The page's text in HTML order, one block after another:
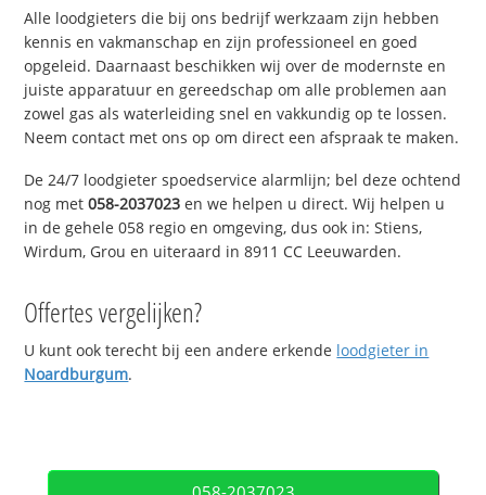
Alle loodgieters die bij ons bedrijf werkzaam zijn hebben
kennis en vakmanschap en zijn professioneel en goed
opgeleid. Daarnaast beschikken wij over de modernste en
juiste apparatuur en gereedschap om alle problemen aan
zowel gas als waterleiding snel en vakkundig op te lossen.
Neem contact met ons op om direct een afspraak te maken.
De 24/7 loodgieter spoedservice alarmlijn; bel deze ochtend
nog met058-2037023 en we helpen u direct. Wij helpen u
in de gehele 058 regio en omgeving, dus ook in: Stiens,
Wirdum, Grou en uiteraard in 8911 CC Leeuwarden.
Offertes vergelijken?
U kunt ook terecht bij een andere erkende loodgieter in
Noardburgum.